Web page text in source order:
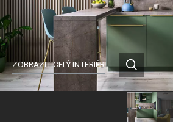
ZOBRAZIT CELÝ INTERIÉR